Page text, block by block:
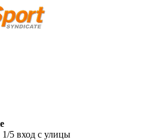
5 вход с улицы